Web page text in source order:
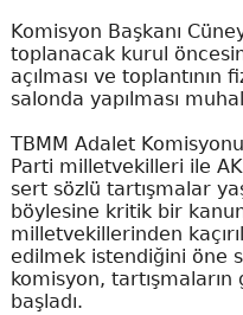
Komisyon Başkanı
toplanacak kurul
açılması ve
salonda yapılması
TBMM Adalet
Parti milletvekilleri ile
sert sözlü tartışmalar
böylesine kritik bir
milletvekillerinden
edilmek istendiğini öne
komisyon,
başladı.